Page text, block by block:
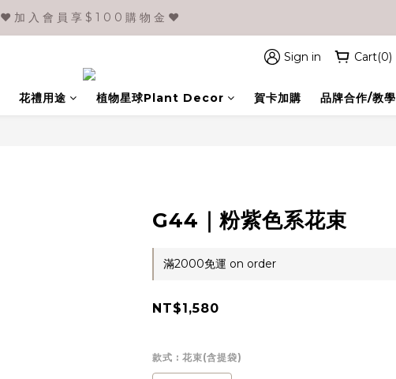
❤️ 加 入 會 員 享 $ 1 0 0 購 物 金 ❤️
Sign in Cart(0)
花禮用途 植物星球Plant Decor 賀卡加購 品牌合作/教學
G44｜粉紫色系花束
滿2000免運 on order
NT$1,580
款式 : 花束(含提袋)